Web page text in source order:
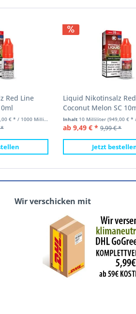
Red Line
€ * / 1000 Milliliter)
*
Liquid Nikotinsalz
Coconut Melon SC
Inhalt 10 Milliliter(949,00 € * /
ab 9,49 € * 9,99 € *
Jetzt
Wir verschicken mit